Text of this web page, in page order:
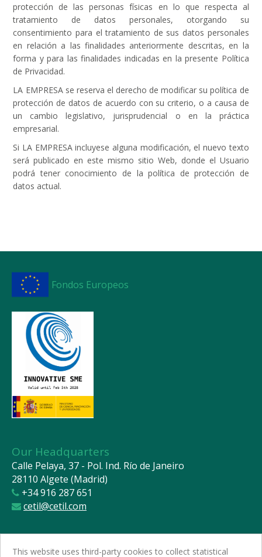
protección de las personas físicas en lo que respecta al
tratamiento de datos personales, otorgando su
consentimiento para el tratamiento de sus datos personales
en relación a las finalidades anteriormente descritas, en la
forma y para las finalidades indicadas en la presente Política
de Privacidad.
LA EMPRESA se reserva el derecho de modificar su política de
protección de datos de acuerdo con su criterio, o a causa de
un cambio legislativo, jurisprudencial o en la práctica
empresarial.
Si LA EMPRESA incluyese alguna modificación, el nuevo texto
será publicado en este mismo sitio Web, donde el Usuario
podrá tener conocimiento de la política de protección de
datos actual.
Fondos Europeos
Our Headquarters
Calle Pelaya, 37 - Pol. Ind. Río de Janeiro
28110 Algete (Madrid)
+34 916 287 651
cetil@cetil.com
This website uses third-party cookies to collect statistical